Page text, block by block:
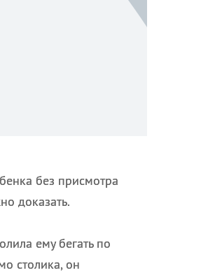
без присмотра
доказать.
ему бегать по
столика, он